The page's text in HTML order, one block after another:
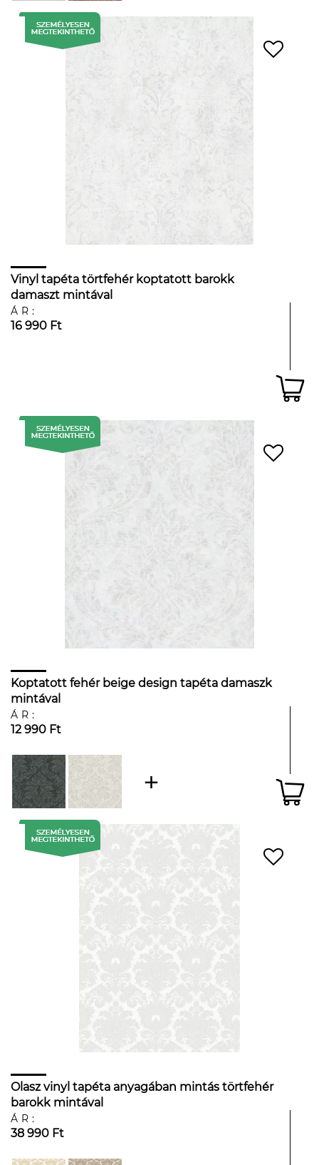
Vinyl tapéta törtfehér koptatott barokk
damaszt mintával
ÁR:
16 990 Ft
Koptatott fehér beige design tapéta damaszk
mintával
ÁR:
12 990 Ft
Olasz vinyl tapéta anyagában mintás törtfehér
barokk mintával
ÁR:
38 990 Ft